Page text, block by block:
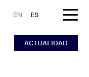
EN ES
ACTUALIDAD